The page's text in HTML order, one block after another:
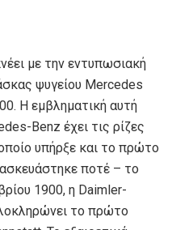
με την εντυπωσιακή
ψυγείου Mercedes
Η εμβληματική αυτή
Benz έχει τις ρίζες
υπήρξε και το πρώτο
ποτέ – το
1900, η Daimler-
το πρώτο